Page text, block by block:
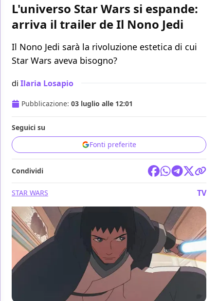
L'universo Star Wars si espande:
arriva il trailer de Il Nono Jedi
Il Nono Jedi sarà la rivoluzione estetica di cui
Star Wars aveva bisogno?
di Ilaria Losapio
Pubblicazione: 03 luglio alle 12:01
Seguici su
Fonti preferite
Condividi
STAR WARS TV